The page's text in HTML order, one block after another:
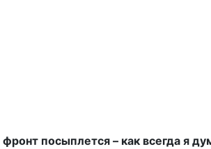
посыплется – как всегда я